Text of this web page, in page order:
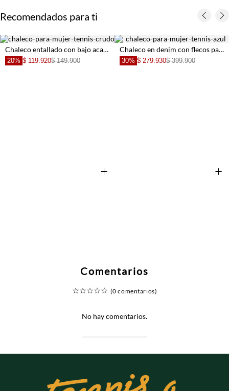
Recomendados para ti
Chaleco entallado con bajo acampanado blanco para mujer Chaleco en denim con flecos para mujer
30% $ 279.930 $ 399.900 $ 169.900
Comentarios
☆☆☆☆☆ (0 comentarios)
No hay comentarios.